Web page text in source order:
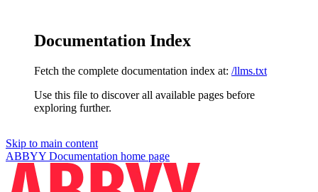
Documentation Index
Fetch the complete documentation index at: /llms.txt
Use this file to discover all available pages before
exploring further.
Skip to main content
ABBYY Documentation home page